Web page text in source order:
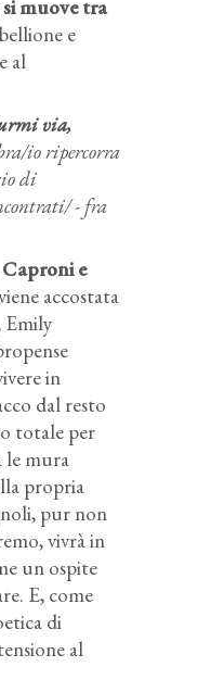
muove tra
e
al
via,
io ripercorra
di
- fra
e
accostata
Emily
in
dal resto
totale per
le mura
propria
pur non
vivrà in
un ospite
E, come
di
al